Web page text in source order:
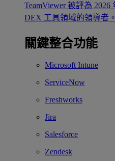
TeamViewer 被評為
DEX 工具領域的領導者。
關鍵整合功能
Microsoft Intune
ServiceNow
Freshworks
Jira
Salesforce
Zendesk